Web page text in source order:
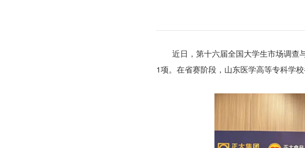
近日，第十六届全国大学生市场调查
1项。在省赛阶段，山东医学高等专科学